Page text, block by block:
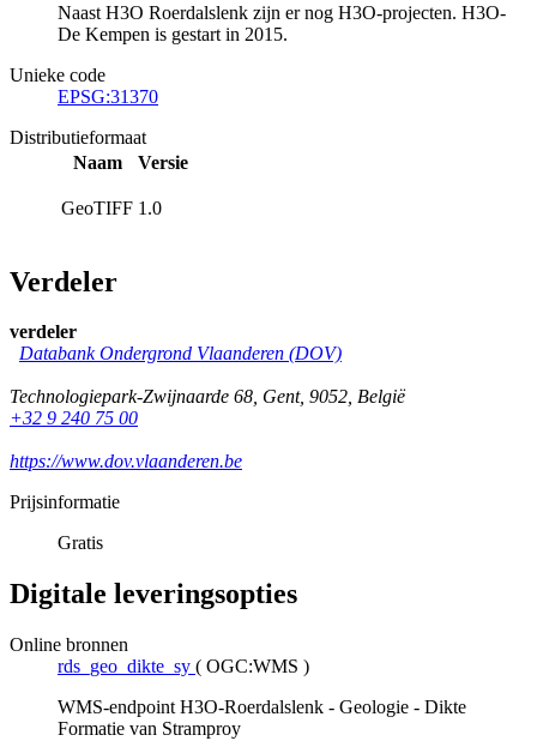
Naast H3O Roerdalslenk zijn er nog H3O-projecten. H3O-
De Kempen is gestart in 2015.
Unieke code
EPSG:31370
Distributieformaat
Naam
Versie
GeoTIFF 1.0
Verdeler
verdeler
Databank Ondergrond Vlaanderen (DOV)
Technologiepark-Zwijnaarde 68, Gent, 9052, België
+32 9 240 75 00
https://www.dov.vlaanderen.be
Prijsinformatie
Gratis
Digitale leveringsopties
Online bronnen
rds_geo_dikte_sy ( OGC:WMS )
WMS-endpoint H3O-Roerdalslenk - Geologie - Dikte
Formatie van Stramproy